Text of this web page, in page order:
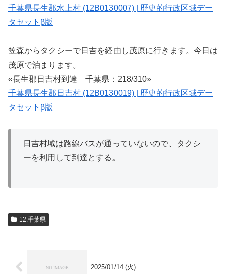
千葉県長生郡水上村 (12B0130007) | 歴史的行政区域デー
タセットβ版
笠森からタクシーで日吉を経由し茂原に行きます。今日は
茂原で泊まります。
«長生郡日吉村到達 千葉県：218/310»
千葉県長生郡日吉村 (12B0130019) | 歴史的行政区域デー
タセットβ版
日吉村域は路線バスが通っていないので、タクシ
ーを利用して到達とする。
12.千葉県
2025/01/14 (火)